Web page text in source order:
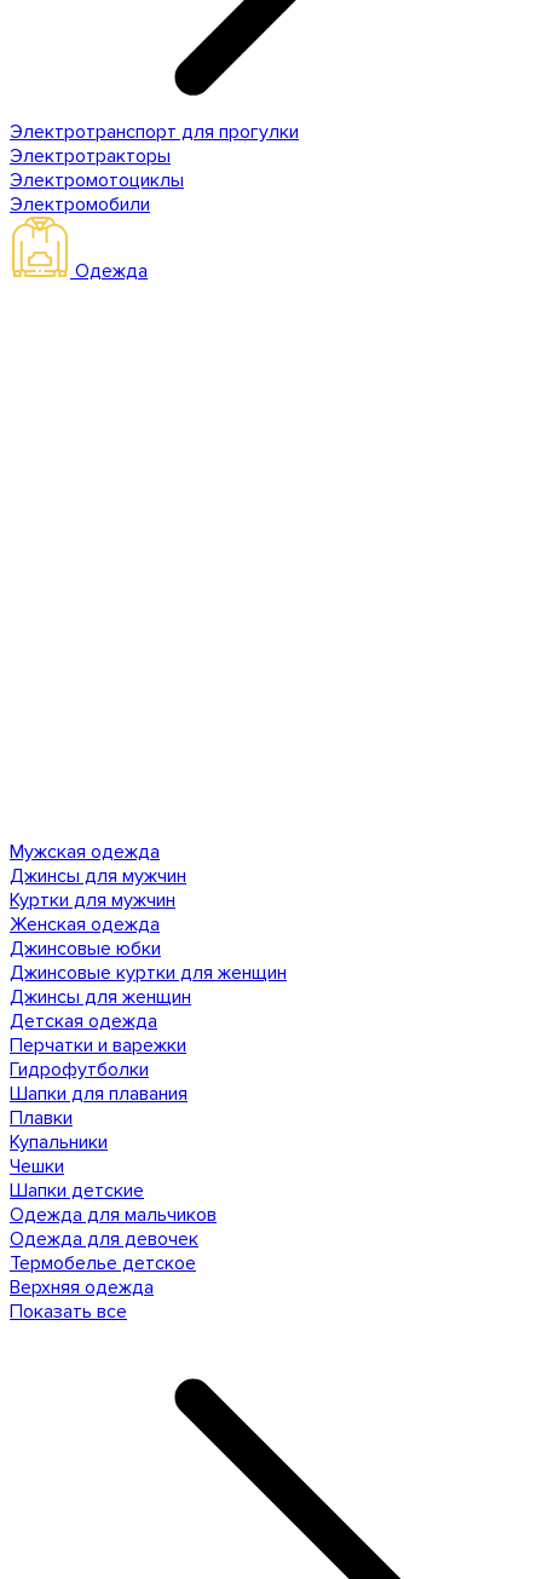
Электротранспорт для прогулки
Электротракторы
Электромотоциклы
Электромобили
Одежда
Мужская одежда
Джинсы для мужчин
Куртки для мужчин
Женская одежда
Джинсовые юбки
Джинсовые куртки для женщин
Джинсы для женщин
Детская одежда
Перчатки и варежки
Гидрофутболки
Шапки для плавания
Плавки
Купальники
Чешки
Шапки детские
Одежда для мальчиков
Одежда для девочек
Термобелье детское
Верхняя одежда
Показать все